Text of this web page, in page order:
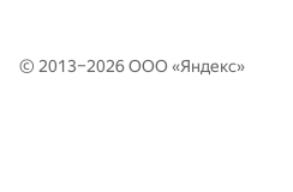
© 2013–2026 ООО «Яндекс»